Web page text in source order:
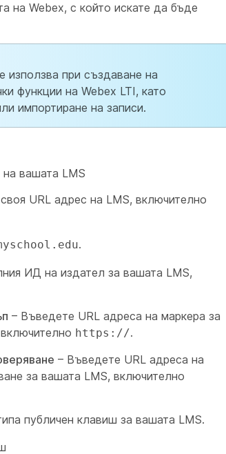
на Webex, с който искате да бъде
използва при създаване на
функции на Webex LTI, като
импортиране на записи.
вашата LMS
URL адрес на LMS, включително
.
ИД на издател за вашата LMS,
– Въведете URL адреса на маркера за
https://.
– Въведете URL адреса на
за вашата LMS, включително
публичен клавиш за вашата LMS.